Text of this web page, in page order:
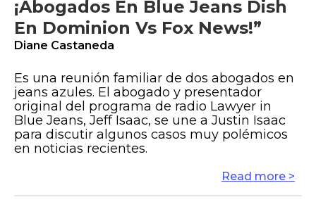
¡Abogados En Blue Jeans Dish
En Dominion Vs Fox News!”
Diane Castaneda
Es una reunión familiar de dos abogados en
jeans azules. El abogado y presentador
original del programa de radio Lawyer in
Blue Jeans, Jeff Isaac, se une a Justin Isaac
para discutir algunos casos muy polémicos
en noticias recientes.
Read more >